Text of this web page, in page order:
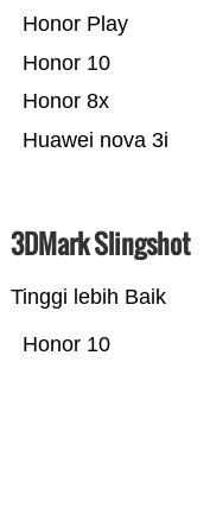
Huawei nova 3i
Honor 8x
Honor 10
Honor Play
3DMark Slingshot
Tinggi lebih Baik
Honor 10